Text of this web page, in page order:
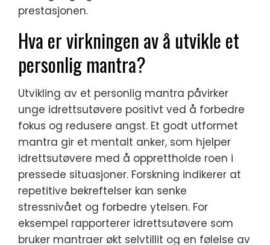
prestasjonen.
Hva er virkningen av å utvikle et
personlig mantra?
Utvikling av et personlig mantra påvirker
unge idrettsutøvere positivt ved å forbedre
fokus og redusere angst. Et godt utformet
mantra gir et mentalt anker, som hjelper
idrettsutøvere med å opprettholde roen i
pressede situasjoner. Forskning indikerer at
repetitive bekreftelser kan senke
stressnivået og forbedre ytelsen. For
eksempel rapporterer idrettsutøvere som
bruker mantraer økt selvtillit og en følelse av